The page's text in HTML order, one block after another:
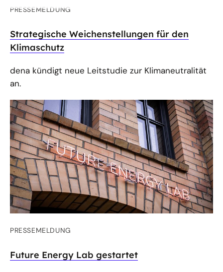
PRESSEMELDUNG
Strategische Weichenstellungen für den
Klimaschutz
dena kündigt neue Leitstudie zur Klimaneutralität
an.
PRESSEMELDUNG
Future Energy Lab gestartet